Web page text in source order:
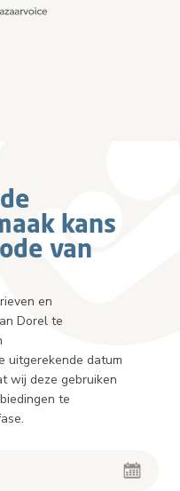
kans
van
en
Dorel te
uitgerekende datum
wij deze gebruiken
te